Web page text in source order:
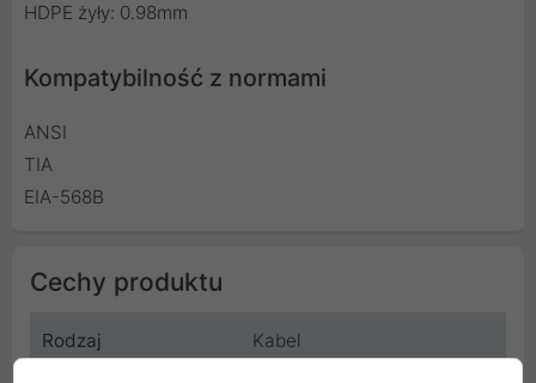
HDPE żyły: 0.98mm
Kompatybilność z normami
ANSI
TIA
EIA-568B
Cechy produktu
Rodzaj Kabel